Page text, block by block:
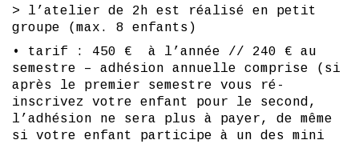
> l’atelier de 2h est réalisé en petit
groupe (max. 8 enfants)
• tarif : 450 € à l’année // 240 € au
semestre – adhésion annuelle comprise (si
après le premier semestre vous ré-
inscrivez votre enfant pour le second,
l’adhésion ne sera plus à payer, de même
si votre enfant participe à un des mini